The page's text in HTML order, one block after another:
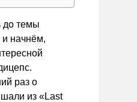
до темы
и начнём,
раз о
из «Last